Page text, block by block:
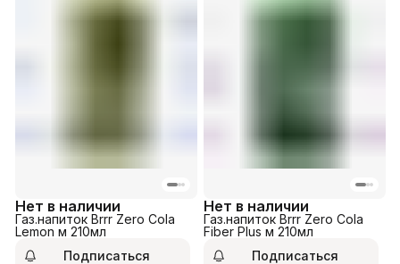
Нет в наличии
Газ.напиток Brrr Zero Cola
Lemon м 210мл
Подписаться
Нет в наличии
Газ.напиток Brrr Zero Cola
Fiber Plus м 210мл
Подписаться